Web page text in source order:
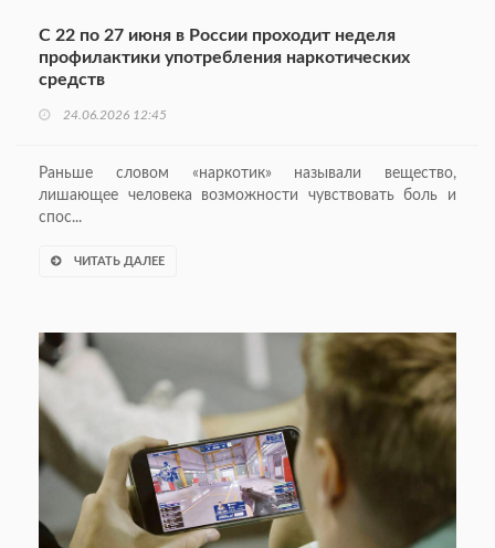
С 22 по 27 июня в России проходит неделя
профилактики употребления наркотических
средств
24.06.2026 12:45
Раньше словом «наркотик» называли вещество,
лишающее человека возможности чувствовать боль и
спос...
ЧИТАТЬ ДАЛЕЕ